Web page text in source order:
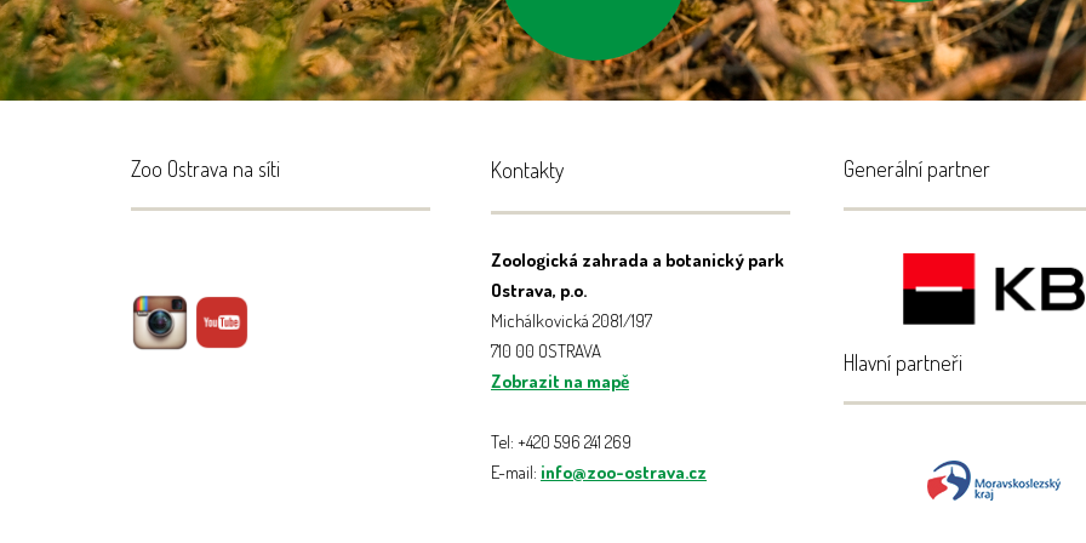
Zoo Ostrava na síti Kontakty
Zoologická zahrada a botanický park
Ostrava, p.o.
Michálkovická 2081/197
710 00 OSTRAVA
Zobrazit na mapě
Tel: +420 596 241 269
E-mail: info@zoo-ostrava.cz
Generální partner
Hlavní partneři